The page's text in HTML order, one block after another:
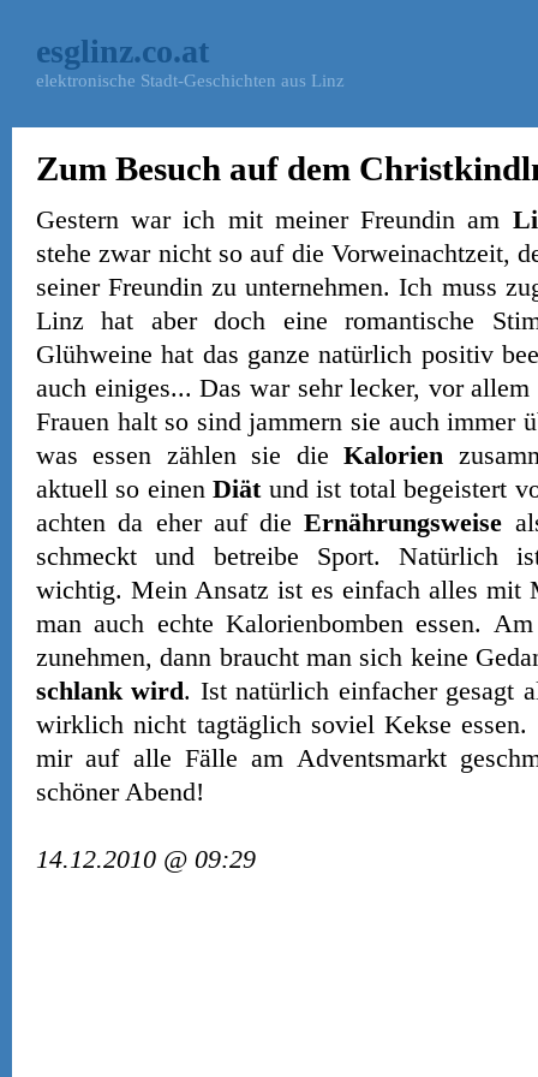
esglinz.co.at
elektronische Stadt-Geschichten aus Linz
Zum Besuch auf dem
Gestern war ich mit meiner Freundin am
stehe zwar nicht so auf die Vorweinachtzeit,
seiner Freundin zu unternehmen. Ich muss
Linz hat aber doch eine romantische
Glühweine hat das ganze natürlich positiv
auch einiges... Das war sehr lecker, vor
Frauen halt so sind jammern sie auch immer
was essen zählen sie dieKalorien
aktuell so einenDiätund ist total begeistert
achten da eher auf dieErnährungsweise
schmeckt und betreibe Sport. Natürlich
wichtig. Mein Ansatz ist es einfach alles mit
man auch echte Kalorienbomben essen.
zunehmen, dann braucht man sich keine
schlank wird. Ist natürlich einfacher gesagt
wirklich nicht tagtäglich soviel Kekse essen.
mir auf alle Fälle am Adventsmarkt
schöner Abend!
14.12.2010 @ 09:29